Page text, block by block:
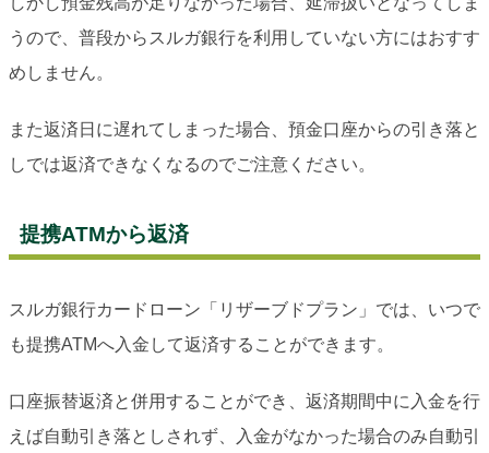
うので、普段からスルガ銀行を利用していない方にはおすす
めしません。
また返済日に遅れてしまった場合、預金口座からの引き落と
しでは返済できなくなるのでご注意ください。
提携ATMから返済
スルガ銀行カードローン「リザーブドプラン」では、いつで
も提携ATMへ入金して返済することができます。
口座振替返済と併用することができ、返済期間中に入金を行
えば自動引き落としされず、入金がなかった場合のみ自動引